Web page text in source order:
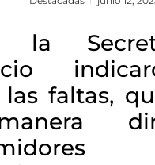
la
las faltas,